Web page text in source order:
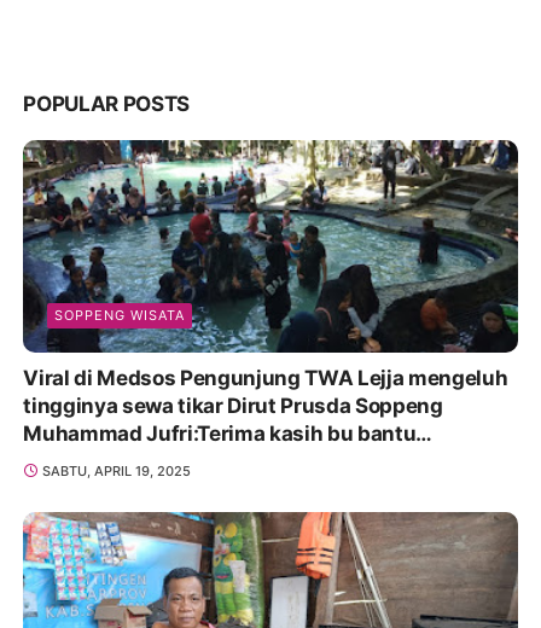
POPULAR POSTS
SOPPENG WISATA
Viral di Medsos Pengunjung TWA Lejja mengeluh
tingginya sewa tikar Dirut Prusda Soppeng
Muhammad Jufri:Terima kasih bu bantu
Promosikan
SABTU, APRIL 19, 2025